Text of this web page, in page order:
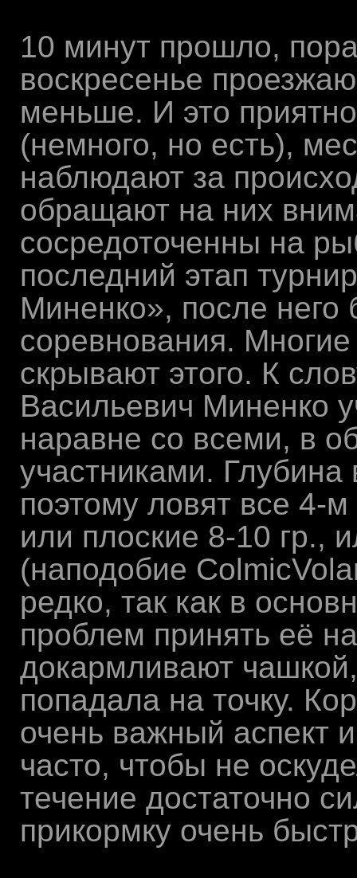
10 минут прошло,
воскресенье
меньше. И это
(немного, но есть),
наблюдают за
обращают на них
сосредоточенны на
последний этап
Миненко», после него
соревнования.
скрывают этого. К
Васильевич Миненко
наравне со всеми, в
участниками.
поэтому ловят все 4-
или плоские 8-10 гр.,
(наподобие
редко, так как в
проблем принять её
докармливают
попадала на точку.
очень важный аспект
часто, чтобы не
течение достаточно
прикормку очень